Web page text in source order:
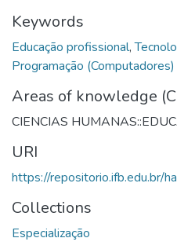
Keywords
Educação profissional,
Programação (Computadores)
Areas of knowledge
CIENCIAS
URI
https://repositorio.ifb.edu.br/
Collections
Especialização